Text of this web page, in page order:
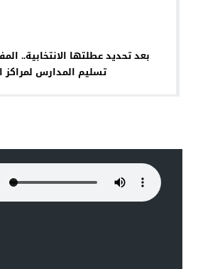
بعد تحديد عطلتها الانتخابية..
تسليم المدارس لمراكز